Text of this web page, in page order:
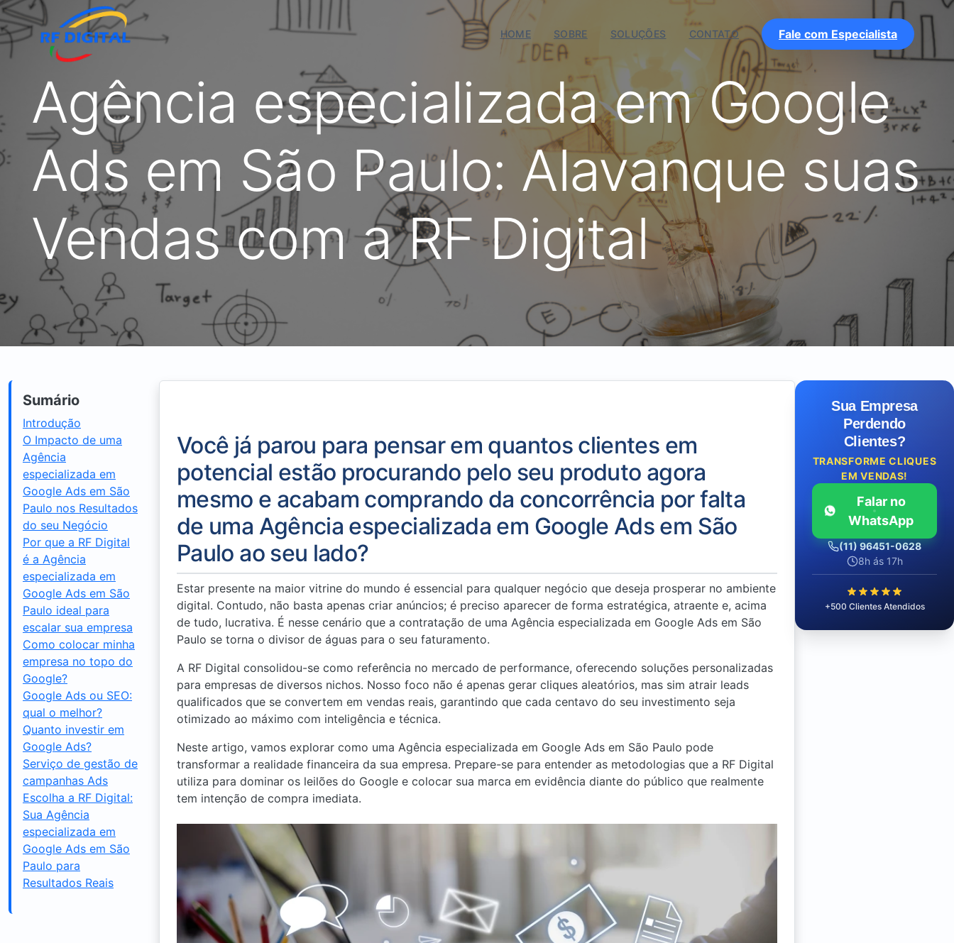
HOME SOBRE SOLUÇÕES CONTATO Fale com Especialista
Agência especializada em Google
Ads em São Paulo: Alavanque suas
Vendas com a RF Digital
Sumário
Introdução
O Impacto de uma
Agência
especializada em
Google Ads em São
Paulo nos Resultados
do seu Negócio
Por que a RF Digital
é a Agência
especializada em
Google Ads em São
Paulo ideal para
escalar sua empresa
Como colocar minha
empresa no topo do
Google?
Google Ads ou SEO:
qual o melhor?
Quanto investir em
Google Ads?
Serviço de gestão de
campanhas Ads
Escolha a RF Digital:
Sua Agência
especializada em
Google Ads em São
Paulo para
Resultados Reais
Você já parou para pensar em quantos clientes em
potencial estão procurando pelo seu produto agora
mesmo e acabam comprando da concorrência por falta
de uma Agência especializada em Google Ads em São
Paulo ao seu lado?
Estar presente na maior vitrine do mundo é essencial para qualquer negócio que deseja prosperar no ambiente
digital. Contudo, não basta apenas criar anúncios; é preciso aparecer de forma estratégica, atraente e, acima
de tudo, lucrativa. É nesse cenário que a contratação de uma Agência especializada em Google Ads em São
Paulo se torna o divisor de águas para o seu faturamento.
A RF Digital consolidou-se como referência no mercado de performance, oferecendo soluções personalizadas
para empresas de diversos nichos. Nosso foco não é apenas gerar cliques aleatórios, mas sim atrair leads
qualificados que se convertem em vendas reais, garantindo que cada centavo do seu investimento seja
otimizado ao máximo com inteligência e técnica.
Neste artigo, vamos explorar como uma Agência especializada em Google Ads em São Paulo pode
transformar a realidade financeira da sua empresa. Prepare-se para entender as metodologias que a RF Digital
utiliza para dominar os leilões do Google e colocar sua marca em evidência diante do público que realmente
tem intenção de compra imediata.
Sua Empresa
Perdendo
Clientes?
TRANSFORME CLIQUES
EM VENDAS!
Falar no
WhatsApp
(11) 96451-0628
8h ás 17h
+500 Clientes Atendidos